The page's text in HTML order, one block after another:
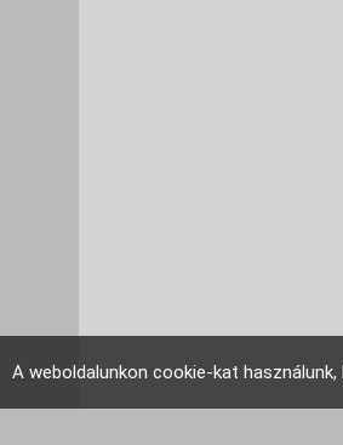
A weboldalunkon cookie-kat